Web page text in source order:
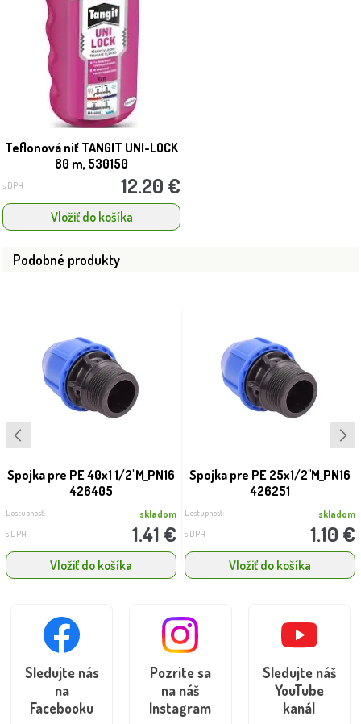
Teflonová niť TANGIT UNI-LOCK
80 m, 530150
s DPH 12.20 €
Vložiť do košíka
Podobné produkty
Spojka pre PE 40x1 1/2''M_PN16
426405
Dostupnosť: skladom
s DPH 1.41 €
Vložiť do košíka
Spojka pre PE 25x1/2''M_PN16
426251
Dostupnosť: skladom
s DPH 1.10 €
Vložiť do košíka
Sledujte nás
na
Facebooku
Pozrite sa
na náš
Instagram
Sledujte náš
YouTube
kanál